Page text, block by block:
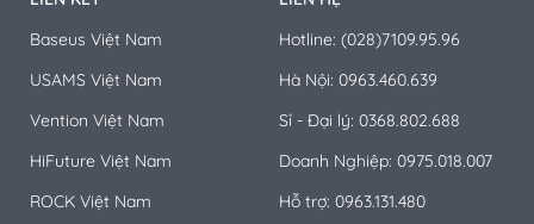
Baseus Việt Nam
USAMS Việt Nam
Vention Việt Nam
HiFuture Việt Nam
ROCK Việt Nam
Hotline: (028)7109.95.96
Hà Nội: 0963.460.639
Sỉ - Đại lý: 0368.802.688
Doanh Nghiệp: 0975.018.007
Hỗ trợ: 0963.131.480